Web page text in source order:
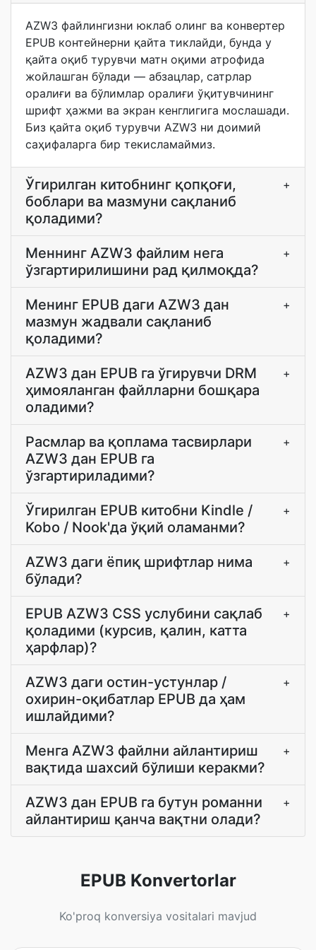
AZW3 файлингизни юклаб олинг ва конвертер
EPUB контейнерни қайта тиклайди, бунда у
қайта оқиб турувчи матн оқими атрофида
жойлашган бўлади — абзацлар, сатрлар
оралиғи ва бўлимлар оралиғи ўқитувчининг
шрифт ҳажми ва экран кенглигига мослашади.
Биз қайта оқиб турувчи AZW3 ни доимий
саҳифаларга бир текисламаймиз.
Ўгирилган китобнинг қопқоғи,
боблари ва мазмуни сақланиб
қоладими?
+
Меннинг AZW3 файлим нега
ўзгартирилишини рад қилмоқда?
+
Менинг EPUB даги AZW3 дан
мазмун жадвали сақланиб
қоладими?
+
AZW3 дан EPUB га ўгирувчи DRM
ҳимояланган файлларни бошқара
оладими?
+
Расмлар ва қоплама тасвирлари
AZW3 дан EPUB га
ўзгартириладими?
+
Ўгирилган EPUB китобни Kindle /
Kobo / Nook'да ўқий оламанми?
+
AZW3 даги ёпиқ шрифтлар нима
бўлади?
+
EPUB AZW3 CSS услубини сақлаб
қоладими (курсив, қалин, катта
ҳарфлар)?
+
AZW3 даги остин-устунлар /
охирин-оқибатлар EPUB да ҳам
ишлайдими?
+
Менга AZW3 файлни айлантириш
вақтида шахсий бўлиши керакми?
+
AZW3 дан EPUB га бутун романни
айлантириш қанча вақтни олади?
+
EPUB Konvertorlar
Ko'proq konversiya vositalari mavjud